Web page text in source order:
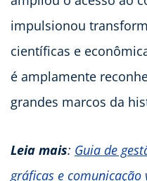
impulsionou
científicas e
é amplamente
grandes marcos da
Leia mais: Guia de
gráficas e